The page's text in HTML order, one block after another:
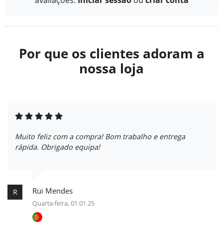
Por que os clientes adoram a
nossa loja
Muito feliz com a compra! Bom trabalho e entrega
rápida. Obrigado equipa!
R Rui Mendes
Quarta-feira, 01.01.25